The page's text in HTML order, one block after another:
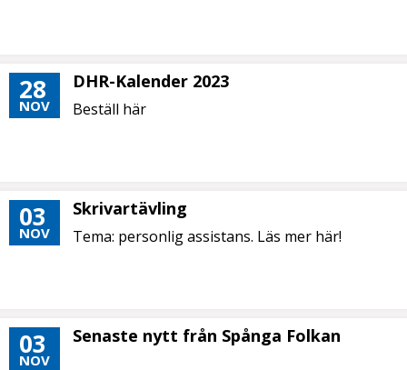
28
NOV
DHR-Kalender 2023
Beställ här
03
NOV
Skrivartävling
Tema: personlig assistans. Läs mer här!
03
NOV
Senaste nytt från Spånga Folkan